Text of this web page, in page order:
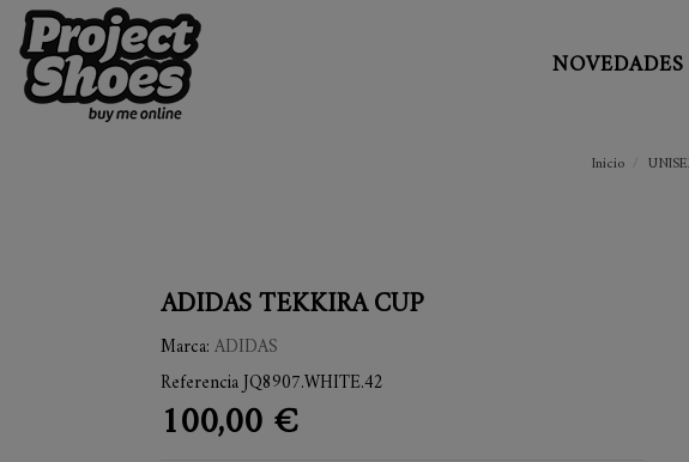
NOVEDADES
Inicio
ADIDAS TEKKIRA CUP
Marca:ADIDAS
ReferenciaJQ8907.WHITE.42
100,00 €